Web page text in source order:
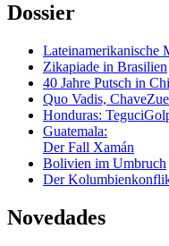
Dossier
Lateinamerikanische
Zikapiade in Brasilien
40 Jahre Putsch in
Quo Vadis,
Honduras:
Guatemala:
Der Fall Xamán
Bolivien im Umbruch
Der
Novedades